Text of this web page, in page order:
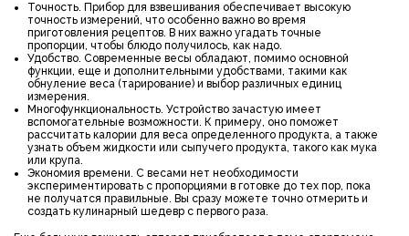
Точность. Прибор для взвешивания обеспечивает высокую
точность измерений, что особенно важно во время
приготовления рецептов. В них важно угадать точные
пропорции, чтобы блюдо получилось, как надо.
Удобство. Современные весы обладают, помимо основной
функции, еще и дополнительными удобствами, такими как
обнуление веса (тарирование) и выбор различных единиц
измерения.
Многофункциональность. Устройство зачастую имеет
вспомогательные возможности. К примеру, оно поможет
рассчитать калории для веса определенного продукта, а также
узнать объем жидкости или сыпучего продукта, такого как мука
или крупа.
Экономия времени. С весами нет необходимости
экспериментировать с пропорциями в готовке до тех пор, пока
не получатся правильные. Вы сразу можете точно отмерить и
создать кулинарный шедевр с первого раза.